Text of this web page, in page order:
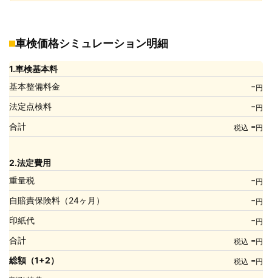
車検価格シミュレーション明細
1.車検基本料
基本整備料金
-円
法定点検料 -円
合計 税込 -円
2.法定費用
重量税
-円
自賠責保険料（24ヶ月） -円
印紙代 -円
合計 税込 -円
総額（1+2） 税込 -円